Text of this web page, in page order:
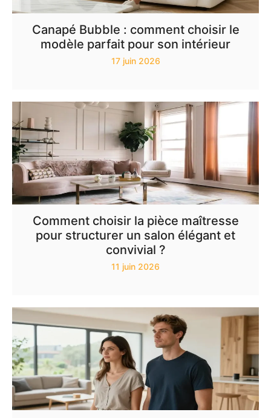
Canapé Bubble : comment choisir le
modèle parfait pour son intérieur
17 juin 2026
Comment choisir la pièce maîtresse
pour structurer un salon élégant et
convivial ?
11 juin 2026